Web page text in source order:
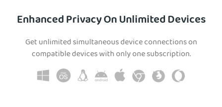
Enhanced Privacy On Unlimited Devices
Get unlimited simultaneous device connections on
compatible devices with only one subscription.